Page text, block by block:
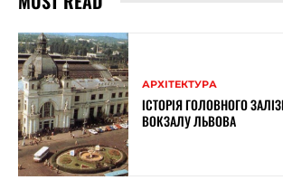
АРХІТЕКТУРА
ІСТОРІЯ ГОЛОВНОГО
ВОКЗАЛУ ЛЬВОВА